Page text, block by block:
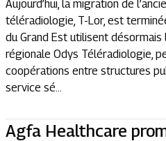
Aujourd’hui, la migration de
téléradiologie, T-Lor, est
du Grand Est utilisent
régionale Odys Téléradiologie,
coopérations entre structures
service sé...
Agfa Healthcare